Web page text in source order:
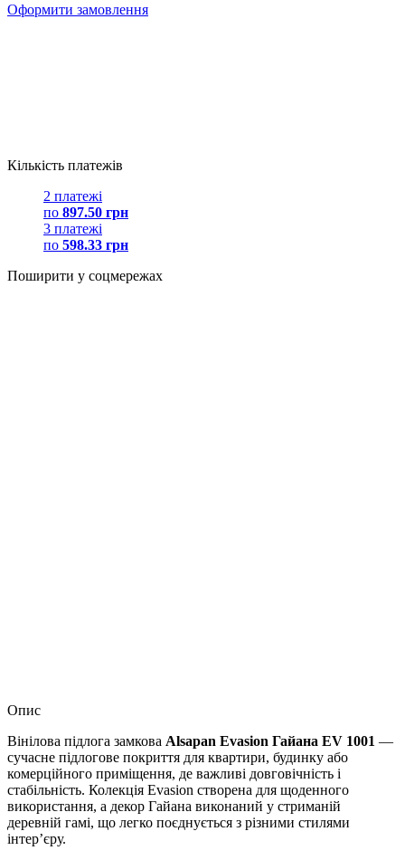
Оформити замовлення
Кількість платежів
2 платежі
по 897.50 грн
3 платежі
по 598.33 грн
Поширити у соцмережах
Опис
Вінілова підлога замкова Alsapan Evasion Гайана EV 1001 —
сучасне підлогове покриття для квартири, будинку або
комерційного приміщення, де важливі довговічність і
стабільність. Колекція Evasion створена для щоденного
використання, а декор Гайана виконаний у стриманій
деревній гамі, що легко поєднується з різними стилями
інтер’єру.